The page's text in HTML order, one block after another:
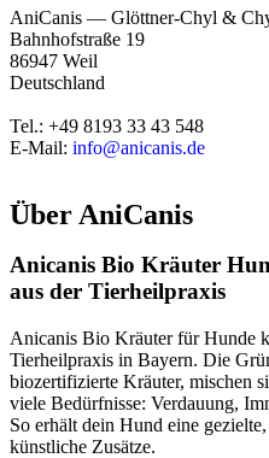
AniCanis — Glöttner-Chyl &
Bahnhofstraße 19
86947 Weil
Deutschland
Tel.: +49 8193 33 43 548
E‑Mail: info@anicanis.de
ÜberAniCanis
Anicanis Bio Kräuter
aus der Tierheilpraxis
Anicanis Bio Kräuter für Hunde
Tierheilpraxis in Bayern. Die
biozertifizierte Kräuter, mischen
viele Bedürfnisse: Verdauung,
So erhält dein Hund eine
künstliche Zusätze.